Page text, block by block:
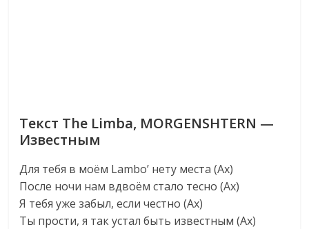
Текст The Limba, MORGENSHTERN —
Известным
Для тебя в моём Lambo’ нету места (Ах)
После ночи нам вдвоём стало тесно (Ах)
Я тебя уже забыл, если честно (Ах)
Ты прости, я так устал быть известным (Ах)